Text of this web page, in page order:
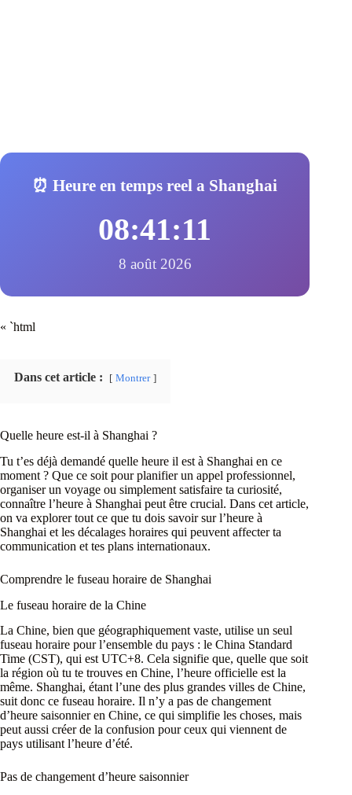
⏰ Heure en temps reel a Shanghai
08:41:12
8 août 2026
« `html
Dans cet article : Montrer
Quelle heure est-il à Shanghai ?
Tu t’es déjà demandé quelle heure il est à Shanghai en ce
moment ? Que ce soit pour planifier un appel professionnel,
organiser un voyage ou simplement satisfaire ta curiosité,
connaître l’heure à Shanghai peut être crucial. Dans cet article,
on va explorer tout ce que tu dois savoir sur l’heure à
Shanghai et les décalages horaires qui peuvent affecter ta
communication et tes plans internationaux.
Comprendre le fuseau horaire de Shanghai
Le fuseau horaire de la Chine
La Chine, bien que géographiquement vaste, utilise un seul
fuseau horaire pour l’ensemble du pays : le China Standard
Time (CST), qui est UTC+8. Cela signifie que, quelle que soit
la région où tu te trouves en Chine, l’heure officielle est la
même. Shanghai, étant l’une des plus grandes villes de Chine,
suit donc ce fuseau horaire. Il n’y a pas de changement
d’heure saisonnier en Chine, ce qui simplifie les choses, mais
peut aussi créer de la confusion pour ceux qui viennent de
pays utilisant l’heure d’été.
Pas de changement d’heure saisonnier